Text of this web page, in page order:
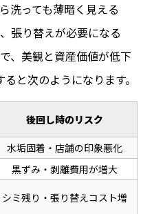
洗っても薄暗く見える
張り替えが必要になる
、美観と資産価値が低下
と次のようになります。
後回し時のリスク
水垢固着・店舗の印象悪化
黒ずみ・剥離費用が増大
シミ残り・張り替えコスト増